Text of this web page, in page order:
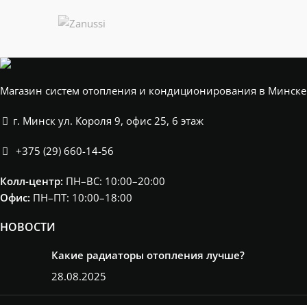
Магазин систем отопления и кондиционирования в Минске
г. Минск ул. Короля 9, офис 25, 6 этаж
+375 (29) 660-14-56
Колл-центр: ПН–ВС: 10:00–20:00​
Офис: ПН–ПТ: 10:00–18:00
НОВОСТИ
Какие радиаторы отопления лучше?
28.08.2025